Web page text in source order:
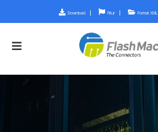
Download Fitur Format XML